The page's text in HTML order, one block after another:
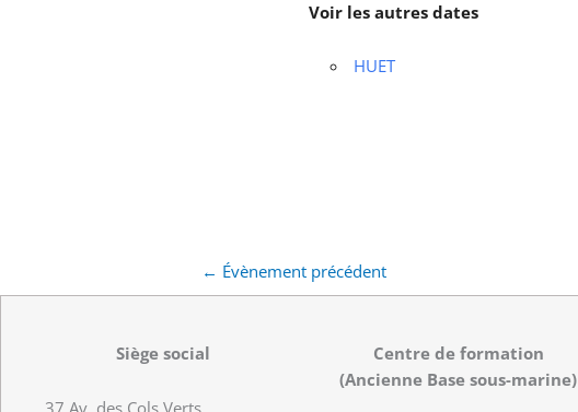
Voir les autres dates
HUET
← Évènement précédent
Siège social
Centre de formation
(Ancienne Base sous-marine)